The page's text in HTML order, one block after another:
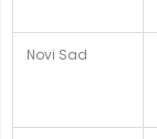
Novi Sad